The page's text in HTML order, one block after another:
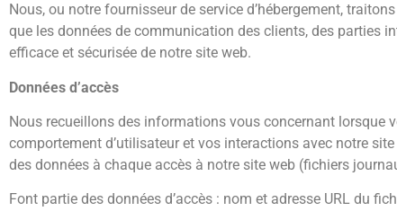
Nous, ou notre fournisseur de service d’hébergement,
que les données de communication des clients, des parties
efficace et sécurisée de notre site web.
Données d’accès
Nous recueillons des informations vous concernant
comportement d’utilisateur et vos interactions avec notre
des données à chaque accès à notre site web (fichiers
Font partie des données d’accès : nom et adresse URL du